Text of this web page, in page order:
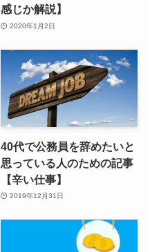
感じか解説】
2020年1月2日
40代で公務員を辞めたいと
思っている人のための記事
【辛い仕事】
2019年12月31日